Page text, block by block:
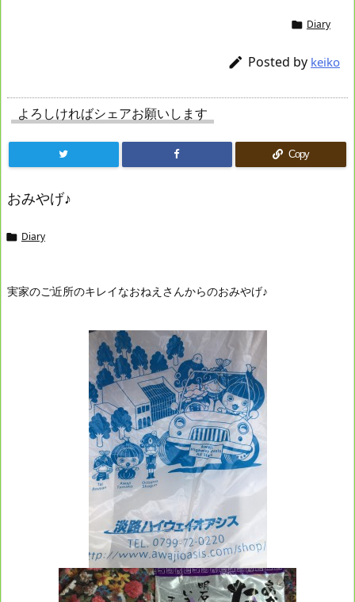
 Diary
 Posted by keiko
よろしければシェアお願いします
Copy
おみやげ♪
 Diary
実家のご近所のキレイなおねえさんからのおみやげ♪